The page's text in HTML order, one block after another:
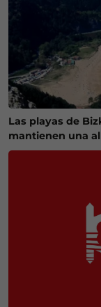
Las playas de
mantienen una